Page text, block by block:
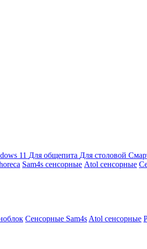
11 Для общепита Для столовой
Sam4s сенсорные Atol сенсорные
Сенсорные Sam4s Atol сенсорные